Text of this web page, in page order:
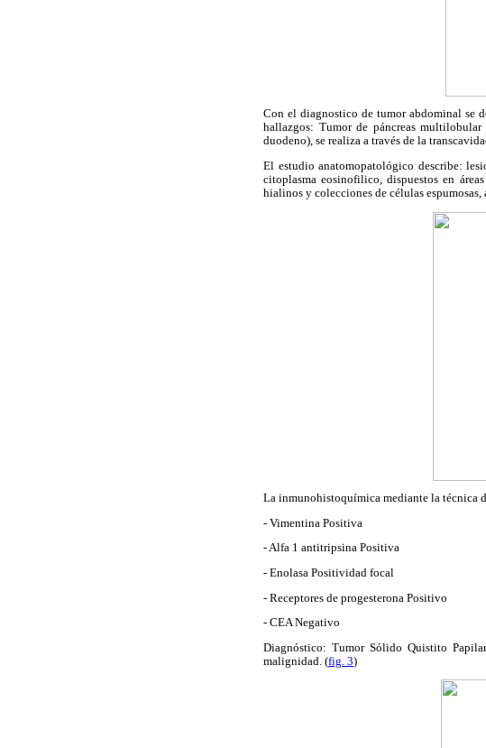
Con el diagnostico de tumor abdominal se
hallazgos: Tumor de páncreas
duodeno), se realiza a través de la
El estudio anatomopatológico describe:
citoplasma eosinofilico, dispuestos en
hialinos y colecciones de células espumosas,
La inmunohistoquímica mediante la técnica
- Vimentina Positiva
- Alfa 1 antitripsina Positiva
- Enolasa Positividad focal
- Receptores de progesterona Positivo
- CEA Negativo
Diagnóstico: Tumor Sólido Quistito
malignidad. (fig. 3)